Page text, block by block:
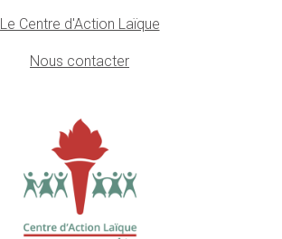
Le Centre d'Action Laïque
Nous contacter